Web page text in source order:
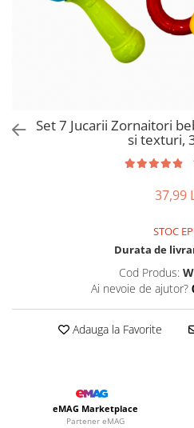
Set 7 Jucarii Zornaitori
si texturi,
37,99
STOC
Durata de
Cod Produs:
Ai nevoie de ajutor?
Adauga la Favorite
eMAG Marketplace
Partener eMAG